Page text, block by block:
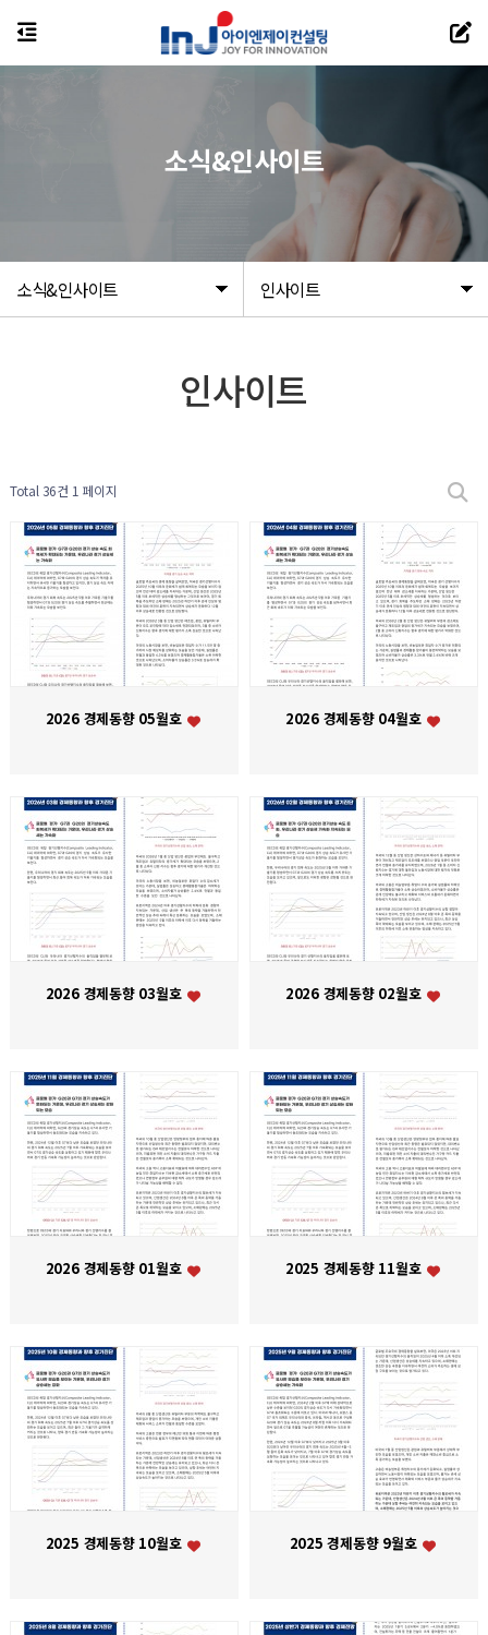
소식&인사이트 인사이트
소식&인사이트
인사이트
Total 36건 1 페이지
2026 경제동향 05월호 2026 경제동향 04월호
2026 경제동향 03월호 2026 경제동향 02월호
2026 경제동향 01월호 2025 경제동향 11월호
2025 경제동향 10월호 2025 경제동향 9월호